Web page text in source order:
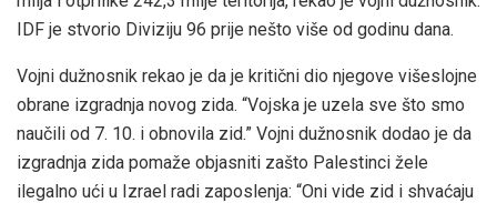
IDF je stvorio Diviziju 96 prije nešto više od godinu dana.
Vojni dužnosnik rekao je da je kritični dio njegove višeslojne
obrane izgradnja novog zida. “Vojska je uzela sve što smo
naučili od 7. 10. i obnovila zid.” Vojni dužnosnik dodao je da
izgradnja zida pomaže objasniti zašto Palestinci žele
ilegalno ući u Izrael radi zaposlenja: “Oni vide zid i shvaćaju